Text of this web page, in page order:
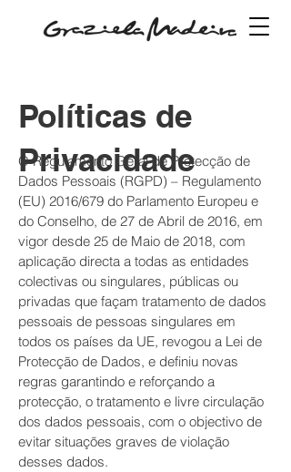
O Regulamento Geral de Protecção de
Dados Pessoais (RGPD) – Regulamento
(EU) 2016/679 do Parlamento Europeu e
do Conselho, de 27 de Abril de 2016, em
vigor desde 25 de Maio de 2018, com
aplicação directa a todas as entidades
colectivas ou singulares, públicas ou
privadas que façam tratamento de dados
pessoais de pessoas singulares em
todos os países da UE, revogou a Lei de
Protecção de Dados, e definiu novas
regras garantindo e reforçando a
protecção, o tratamento e livre circulação
dos dados pessoais, com o objectivo de
evitar situações graves de violação
desses dados.
Políticas de
Privacidade